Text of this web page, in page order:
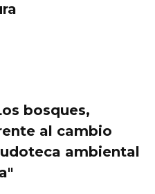
bosques,
al cambio
ambiental